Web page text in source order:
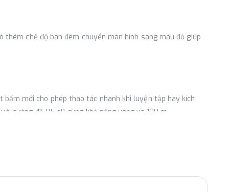
chế độ ban đêm chuyển màn hình sang màu đỏ giúp
mới cho phép thao tác nhanh khi luyện tập hay kích
cường độ 85 dB cùng khả năng vang xa 180 m.
tập thích hợp.